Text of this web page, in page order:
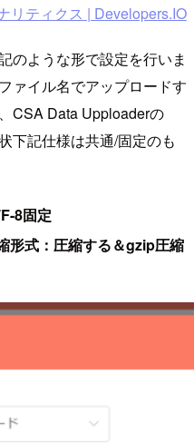
リティクス | Developers.IO
のような形で設定を行いま
ァイル名でアップロードす
CSA Data Upploaderの
下記仕様は共通/固定のも
8固定
形式：圧縮する＆gzip圧縮